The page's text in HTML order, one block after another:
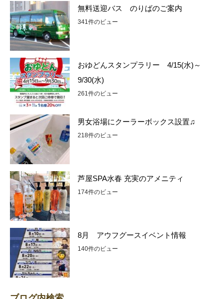
無料送迎バス のりばのご案内
341件のビュー
おゆどんスタンプラリー 4/15(水)～
9/30(水)
261件のビュー
男女浴場にクーラーボックス設置♫
218件のビュー
芦屋SPA水春 充実のアメニティ
174件のビュー
8月 アウフグースイベント情報
140件のビュー